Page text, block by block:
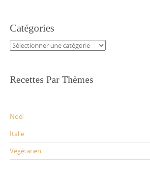
Catégories
Catégories
Recettes Par Thèmes
Noël
Italie
Végétarien